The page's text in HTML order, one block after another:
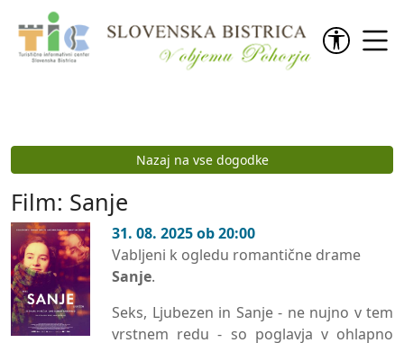
Preskoči na vsebino
Nazaj na vse dogodke
Film: Sanje
31. 08. 2025 ob 20:00
Vabljeni k ogledu romantične drame
Sanje.
Seks, Ljubezen in Sanje - ne nujno v tem
vrstnem redu - so poglavja v ohlapno